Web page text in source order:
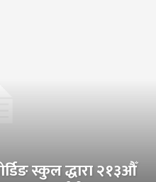
स्कुल द्धारा २१३औँ